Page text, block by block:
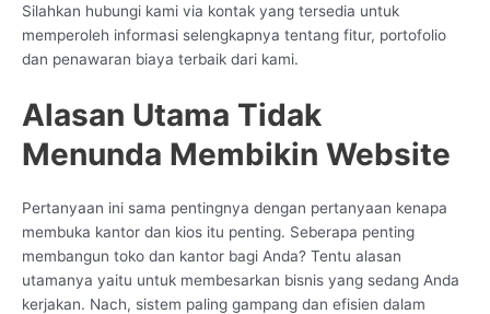
Silahkan hubungi kami via kontak yang tersedia untuk
memperoleh informasi selengkapnya tentang fitur, portofolio
dan penawaran biaya terbaik dari kami.
Alasan Utama Tidak
Menunda Membikin Website
Pertanyaan ini sama pentingnya dengan pertanyaan kenapa
membuka kantor dan kios itu penting. Seberapa penting
membangun toko dan kantor bagi Anda? Tentu alasan
utamanya yaitu untuk membesarkan bisnis yang sedang Anda
kerjakan. Nach, sistem paling gampang dan efisien dalam